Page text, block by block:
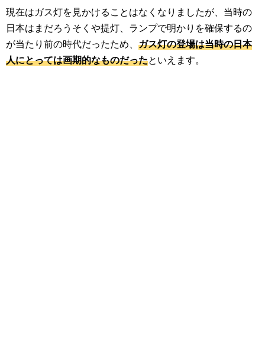
現在はガス灯を見かけることはなくなりましたが、当時の
日本はまだろうそくや提灯、ランプで明かりを確保するの
が当たり前の時代だったため、 ガス灯の登場は当時の日本
人にとっては画期的なものだったといえます。